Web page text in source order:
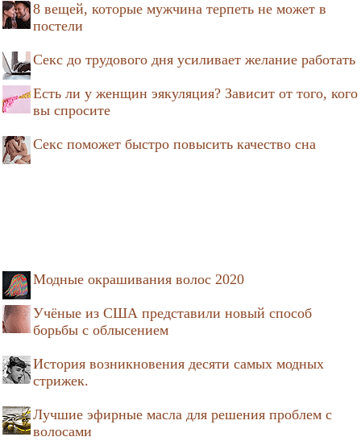
8 вещей, которые мужчина терпеть не может в
постели
Секс до трудового дня усиливает желание работать
Есть ли у женщин эякуляция? Зависит от того, кого
вы спросите
Секс поможет быстро повысить качество сна
Модные окрашивания волос 2020
Учёные из США представили новый способ
борьбы с облысением
История возникновения десяти самых модных
стрижек.
Лучшие эфирные масла для решения проблем с
волосами